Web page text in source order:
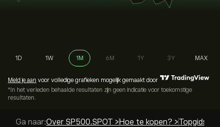
1D 1W 1M 6M 1Y 3Y MAX
Meld je aan voor volledige grafieken mogelijk gemaakt door
*In het verleden behaalde resultaten zijn geen indicatie voor toekomstige
resultaten.
Ga naar:Over SP500.SPOT > Hoe te kopen? >Topgidsen